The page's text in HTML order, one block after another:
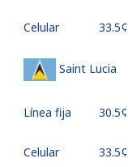
Celular ⁦33.5¢⁩
Saint Lucia
Línea fija ⁦30.5¢⁩
Celular ⁦33.5¢⁩